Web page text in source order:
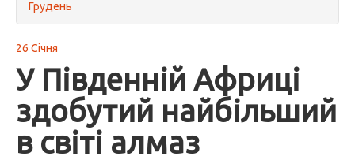
Грудень
26 Січня
У Південній Африці
здобутий найбільший
в світі алмаз